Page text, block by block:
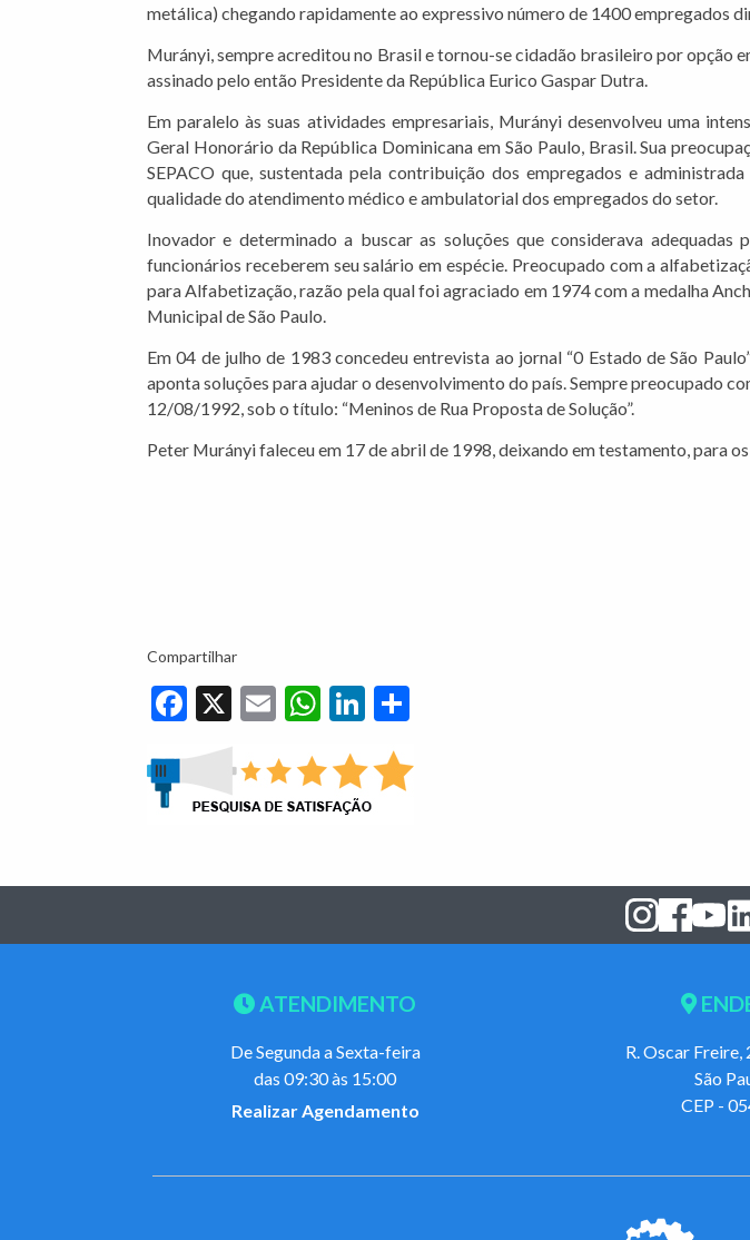
metálica) chegando rapidamente ao expressivo número de 1400 empregados
Murányi, sempre acreditou no Brasil e tornou-se cidadão brasileiro por opção
assinado pelo então Presidente da República Eurico Gaspar Dutra.
Em paralelo às suas atividades empresariais, Murányi desenvolveu uma
Geral Honorário da República Dominicana em São Paulo, Brasil. Sua
SEPACO que, sustentada pela contribuição dos empregados e
qualidade do atendimento médico e ambulatorial dos empregados do setor.
Inovador e determinado a buscar as soluções que considerava
funcionários receberem seu salário em espécie. Preocupado com a
para Alfabetização, razão pela qual foi agraciado em 1974 com a medalha
Municipal de São Paulo.
Em 04 de julho de 1983 concedeu entrevista ao jornal “0 Estado de São
aponta soluções para ajudar o desenvolvimento do país. Sempre preocupado
12/08/1992, sob o título: “Meninos de Rua Proposta de Solução”.
Peter Murányi faleceu em 17 de abril de 1998, deixando em testamento, para
Compartilhar
Facebook
X EmailWhatsApp
LinkedIn
ATENDIMENTO
De Segunda a Sexta-feira
das 09:30 às 15:00
Realizar Agendamento
R. Oscar
São
CEP -